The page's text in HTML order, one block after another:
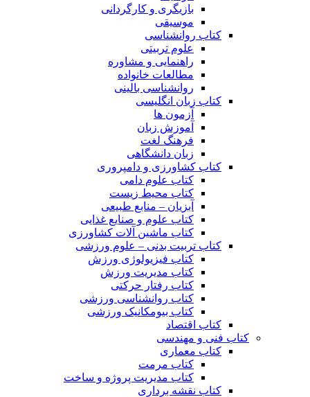
بازیگری و کارگردانی
موسیقی
کتاب روانشناسی
علوم تربیتی
راهنمایی و مشاوره
مطالعات خانواده
روانشناسی بالینی
کتاب زبان انگلیسی
آزمون ها
آموزش زبان
فرهنگ لغت
زبان دانشگاهی
کتاب کشاورزی و دامپروری
کتاب علوم دامی
کتاب محیط زیست
آبزیان – منابع طبیعی
کتاب علوم و صنایع غذایی
کتاب ماشین آلات کشاورزی
کتاب تربیت بدنی – علوم ورزشی
کتاب فیزیولوژی ورزش
کتاب مدیریت ورزش
کتاب رفتار حرکتی
کتاب روانشناسی ورزشی
کتاب بیومکانیک ورزشی
کتاب اقتصاد
کتاب فنی و مهندسی
کتاب معماری
کتاب مرمت
کتاب مدیریت پروژه و ساخت
کتاب نقشه برداری